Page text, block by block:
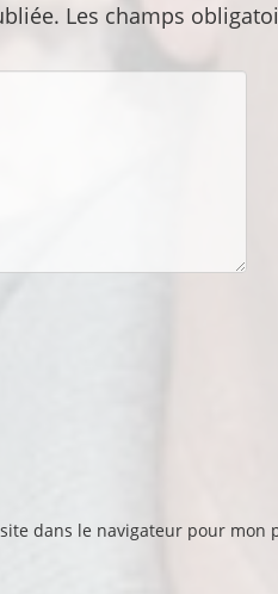
Les champs
dans le navigateur pour mon